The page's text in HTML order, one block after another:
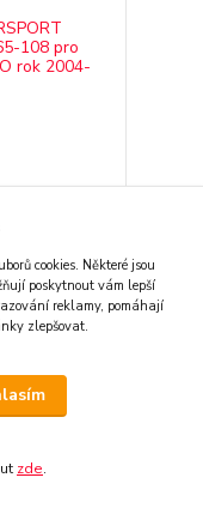
VT 750
2011-2023
sklad, obvykle
cookies. Některé jsou
poskytnout vám lepší
reklamy, pomáhají
zlepšovat.
zde.